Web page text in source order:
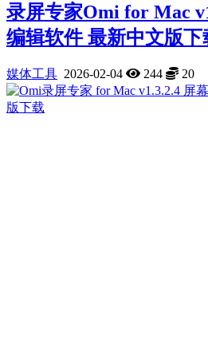
录屏专家Omi for Mac
编辑软件‬ 最新中文版下
媒体工具 2026-02-04 244 20